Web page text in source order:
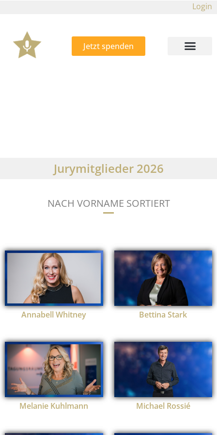
Login
Jetzt spenden
Jurymitglieder 2026
NACH VORNAME SORTIERT
Annabell Whitney Bettina Stark
Melanie Kuhlmann Michael Rossié